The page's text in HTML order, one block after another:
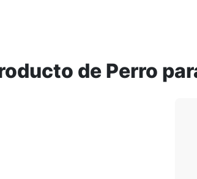
de Perro